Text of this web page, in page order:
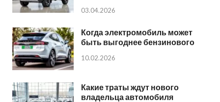
03.04.2026
Когда электромобиль может
быть выгоднее бензинового
10.02.2026
Какие траты ждут нового
владельца автомобиля